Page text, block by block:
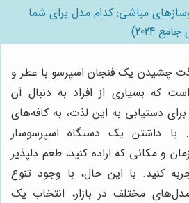
مباشی: کدام مدل برای شما
2024)
چشیدن یک فنجان اسپرسو با عطر و
که بسیاری از افراد به دنبال آن
دستیابی به این لذت، به کافه‌های
با داشتن یک دستگاه اسپرسوساز
و مکانی که اراده کنید، طعم دلپذیر
کنید. با این حال، با وجود تنوع
مختلف در بازار، انتخاب یک